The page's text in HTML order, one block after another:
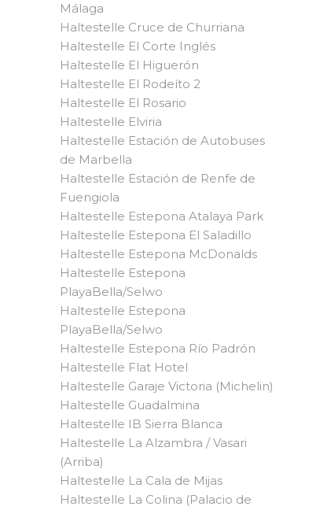
Málaga
Haltestelle Cruce de Churriana
Haltestelle El Corte Inglés
Haltestelle El Higuerón
Haltestelle El Rodeíto 2
Haltestelle El Rosario
Haltestelle Elviria
Haltestelle Estación de Autobuses
de Marbella
Haltestelle Estación de Renfe de
Fuengiola
Haltestelle Estepona Atalaya Park
Haltestelle Estepona El Saladillo
Haltestelle Estepona McDonalds
Haltestelle Estepona
PlayaBella/Selwo
Haltestelle Estepona
PlayaBella/Selwo
Haltestelle Estepona Río Padrón
Haltestelle Flat Hotel
Haltestelle Garaje Victoria (Michelin)
Haltestelle Guadalmina
Haltestelle IB Sierra Blanca
Haltestelle La Alzambra / Vasari
(Arriba)
Haltestelle La Cala de Mijas
Haltestelle La Colina (Palacio de